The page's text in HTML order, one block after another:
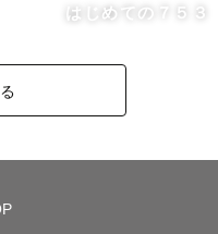
＋2,000円
内可能です。
はじめての７５３